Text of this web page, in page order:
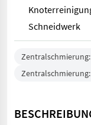
Schneidwerk
Zentralschmierung:
Zentralschmierung: